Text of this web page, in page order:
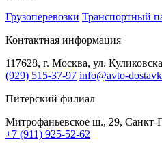
Грузоперевозки Транспортный
Контактная информация
117628, г. Москва, ул.
(929) 515-37-97 info@avto-
Питерский филиал
Митрофаньевское ш., 29, Санкт-
+7 (911) 925-52-62